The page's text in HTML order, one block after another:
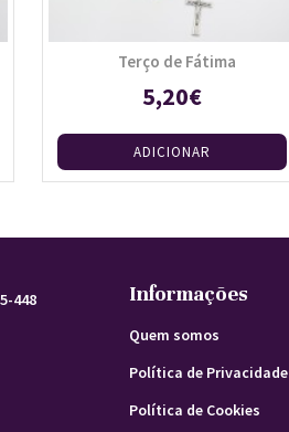
Terço de Fátima
5,20€
ADICIONAR
448
Informações
Quem somos
Política de Privacidade
Política de Cookies